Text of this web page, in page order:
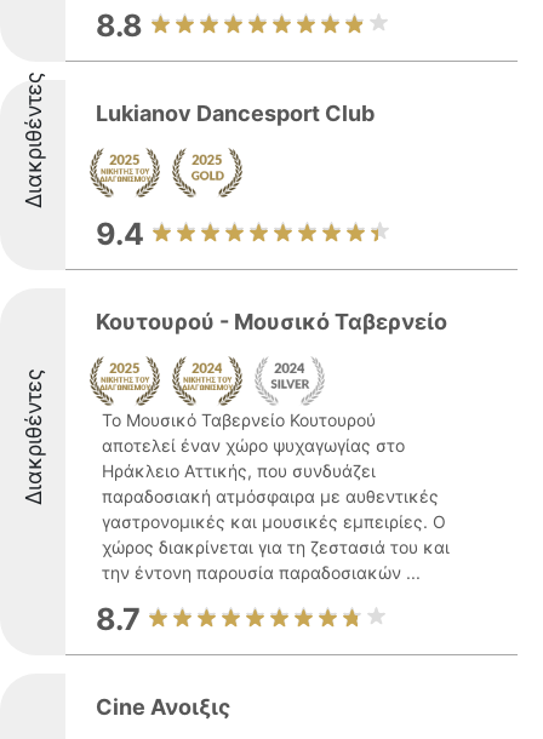
8.8
Διακριθέντες Lukianov Dancesport Club
9.4
Διακριθέντες
Κουτουρού - Μουσικό Ταβερνείο
Το Μουσικό Ταβερνείο Κουτουρού
αποτελεί έναν χώρο ψυχαγωγίας στο
Ηράκλειο Αττικής, που συνδυάζει
παραδοσιακή ατμόσφαιρα με αυθεντικές
γαστρονομικές και μουσικές εμπειρίες. Ο
χώρος διακρίνεται για τη ζεστασιά του και
την έντονη παρουσία παραδοσιακών ...
8.7
Cine Ανοιξις